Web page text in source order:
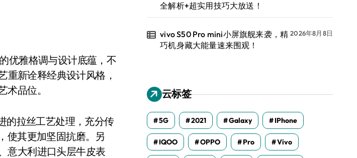
优雅格调与设计底蕴，不
重新诠释经典设计风格，
品位。
的拉丝工艺处理，充分传
使其更加坚固抗磨。另
意大利进口头层牛皮表
全解析+超实用技巧大放送！
vivo S50 Pro mini小屏旗舰来袭，精
巧机身藏大能量速来围观！
2026年8月8日
云标签
5G 2021 Galaxy IPhone
IQOO OPPO Pro Vivo